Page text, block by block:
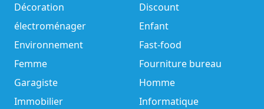
Décoration
Discount
électroménager
Enfant
Environnement
Fast-food
Femme
Fourniture bureau
Garagiste
Homme
Immobilier
Informatique